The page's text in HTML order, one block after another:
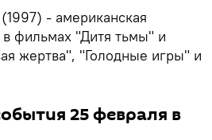
- американская
в фильмах "Дитя тьмы" и
жертва", "Голодные игры" и
25 февраля в